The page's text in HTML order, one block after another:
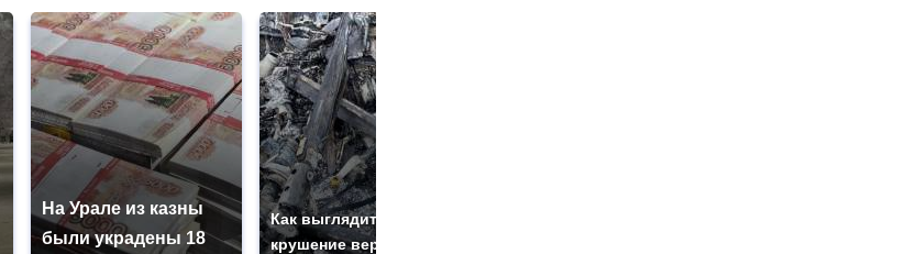
На Урале из казны
были украдены 18
Как выглядит место
крушение вертолета на